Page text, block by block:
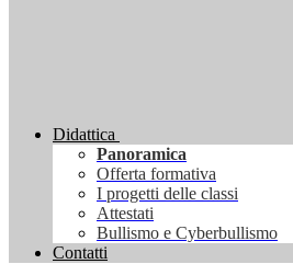
Didattica
Panoramica
Offerta formativa
I progetti delle classi
Attestati
Bullismo e Cyberbullismo
Contatti